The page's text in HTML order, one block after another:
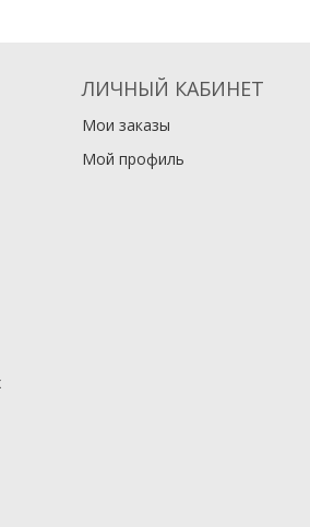
ЛИЧНЫЙ КАБИНЕТ
Мои заказы
Мой профиль